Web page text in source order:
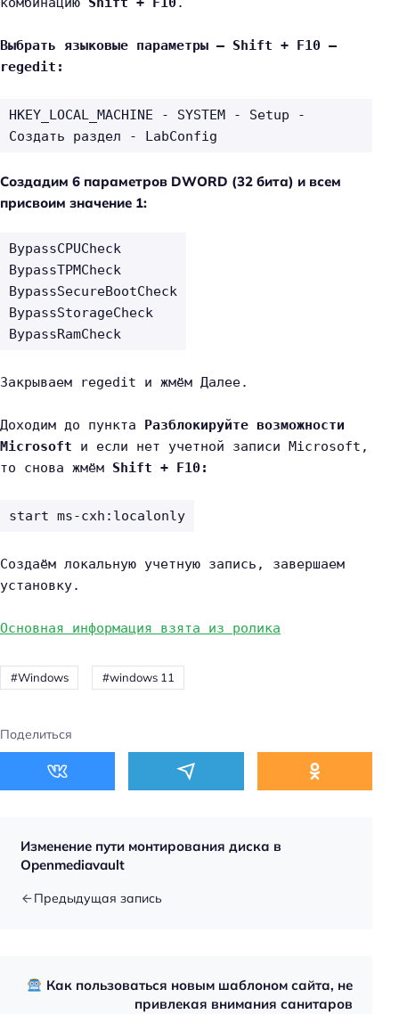
Выбрать языковые параметры — Shift + F10 —
regedit:
HKEY_LOCAL_MACHINE - SYSTEM - Setup -
Создать раздел - LabConfig
Создадим 6 параметров DWORD (32 бита) и всем
присвоим значение 1:
BypassCPUCheck
BypassTPMCheck
BypassSecureBootCheck
BypassStorageCheck
BypassRamCheck
Закрываем regedit и жмём Далее.
Доходим до пункта Разблокируйте возможности
Microsoft и если нет учетной записи Microsoft,
то снова жмём Shift + F10:
start ms-cxh:localonly
Создаём локальную учетную запись, завершаем
установку.
Основная информация взята из ролика
Windows windows 11
Поделиться
Изменение пути монтирования диска в
Openmediavault
Предыдущая запись
Как пользоваться новым шаблоном сайта, не
привлекая внимания санитаров